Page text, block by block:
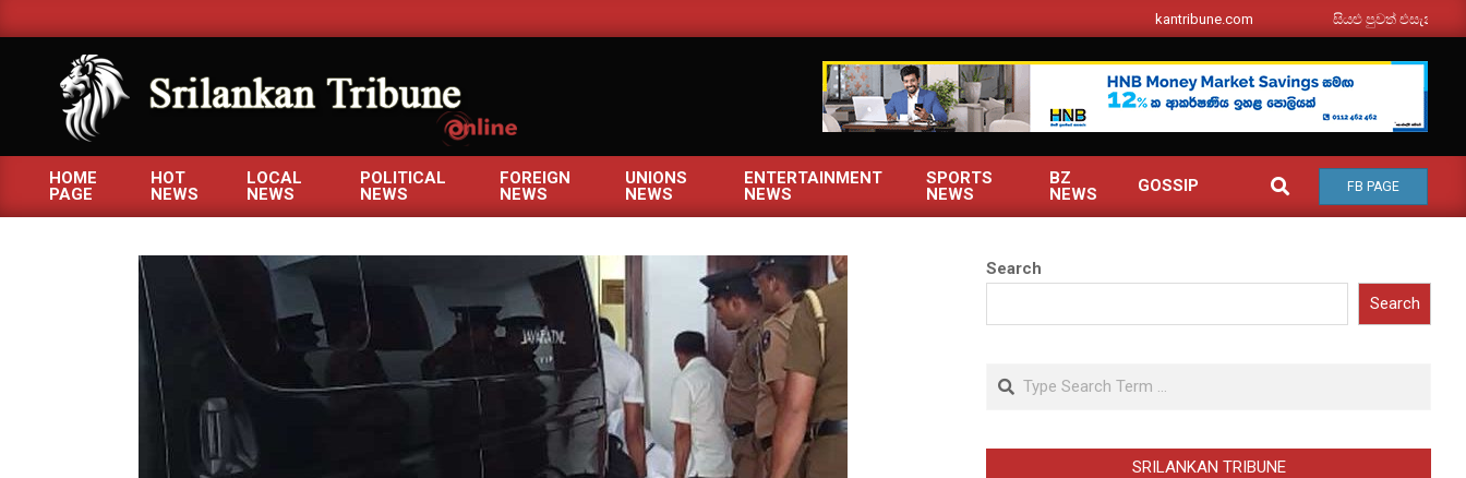
to
srilankantribune.com සියළු පුවත් එසැනින් ඔබ වෙත
SRILANKANTRIBUNE.COM
Primary
Menu
HOME
PAGE
HOT
NEWS
LOCAL
NEWS
POLITICAL
NEWS
FOREIGN
NEWS
UNIONS
NEWS
ENTERTAINMENT
NEWS
SPORTS
NEWS
BZ
NEWS
GOSSIP SEARCH
FB PAGE
Search
Search
Search
SRILANKAN TRIBUNE